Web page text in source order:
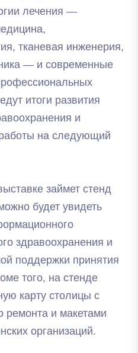
лечения —
тканевая инженерия,
— и современные
итоги развития
и
на следующий
займет стенд
будет увидеть
здравоохранения и
поддержки принятия
того, на стенде
карту столицы с
ремонта и макетами
организаций.